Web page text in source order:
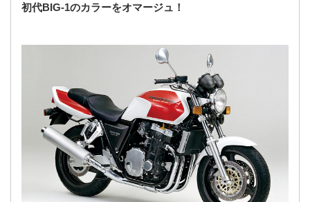
初代BIG-1のカラーをオマージュ！